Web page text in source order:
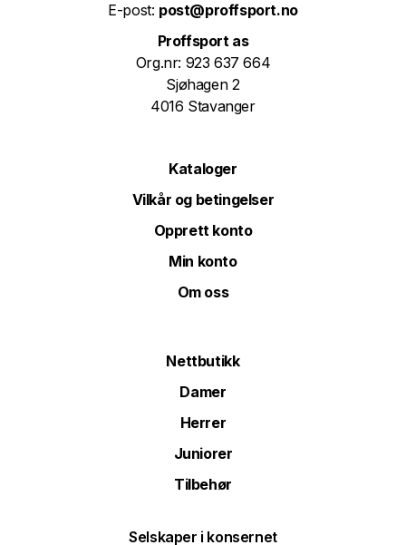
E-post: post@proffsport.no
Proffsport as
Org.nr: 923 637 664
Sjøhagen 2
4016 Stavanger
Kataloger
Vilkår og betingelser
Opprett konto
Min konto
Om oss
Nettbutikk
Damer
Herrer
Juniorer
Tilbehør
Selskaper i konsernet